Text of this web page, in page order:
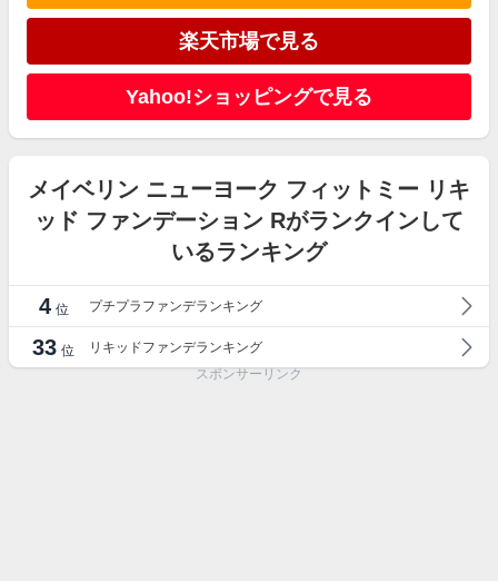
楽天市場で見る
Yahoo!ショッピングで見る
メイベリン ニューヨーク フィットミー リキ
ッド ファンデーション Rがランクインして
いるランキング
4 位 プチプラファンデランキング
33 位
リキッドファンデランキング
スポンサーリンク